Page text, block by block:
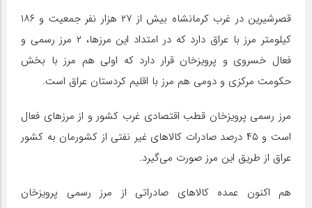
قصرشیرین در غرب کرمانشاه بیش از ۲۷ هزار نفر جمعیت و ۱۸۶
کیلومتر مرز با عراق دارد که در امتداد این مرزها، ۲ مرز رسمی و
فعال خسروی و پرویزخان قرار دارد که اولی هم مرز با بخش
حکومت مرکزی و دومی هم مرز با اقلیم کردستان عراق است.
مرز رسمی پرویزخان قطب اقتصادی غرب کشور و از مرزهای فعال
است و ۴۵ درصد صادرات کالاهای غیر نفتی از کشورمان به کشور
عراق از طریق این مرز صورت می‌گیرد.
هم اکنون عمده کالاهای صادراتی از مرز رسمی پرویزخان